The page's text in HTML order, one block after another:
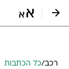
רכב/כל הכתבות